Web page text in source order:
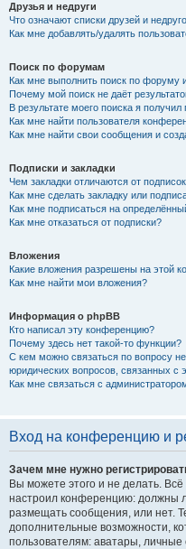
Друзья и недруги
Что означают списки друзей и
Как мне добавлять/удалять
Поиск по форумам
Как мне выполнить поиск по форуму
Почему мой поиск не даёт
В результате моего поиска я получил
Как мне найти пользователя
Как мне найти свои сообщения и
Подписки и закладки
Чем закладки отличаются от
Как мне сделать закладку или
Как мне подписаться на
Как мне отказаться от подписки?
Вложения
Какие вложения разрешены на этой
Как мне найти мои вложения?
Информация о phpBB
Кто написал эту конференцию?
Почему здесь нет такой-то функции?
С кем можно связаться по вопросу
юридических вопросов, связанных с
Как мне связаться с
Вход на конференцию и
Зачем мне нужно
Вы можете этого и не делать. Всё
настроил конференцию: должны
размещать сообщения, или нет.
дополнительные возможности,
пользователям: аватары,